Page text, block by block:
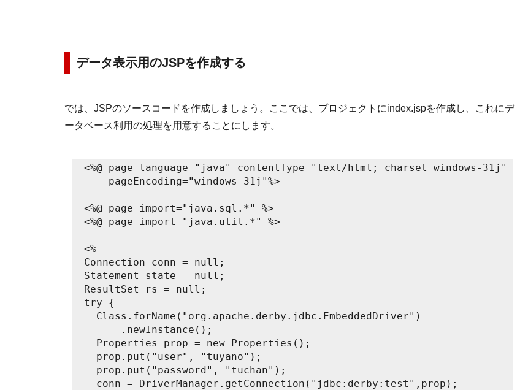
データ表示用のJSPを作成する
では、JSPのソースコードを作成しましょう。ここでは、プロジェクトにindex.jspを作成し、これにデ
ータベース利用の処理を用意することにします。
<%@ page language="java" contentType="text/html; charset=windows-31j"
    pageEncoding="windows-31j"%>
<%@ page import="java.sql.*" %>
<%@ page import="java.util.*" %>
<%
Connection conn = null;
Statement state = null;
ResultSet rs = null;
try {
Class.forName("org.apache.derby.jdbc.EmbeddedDriver")
.newInstance();
Properties prop = new Properties();
prop.put("user", "tuyano");
prop.put("password", "tuchan");
conn = DriverManager.getConnection("jdbc:derby:test",prop);